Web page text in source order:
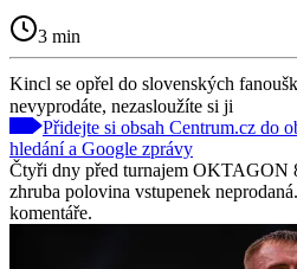
3 min
Kincl se opřel do slovenských
nevyprodáte, nezasloužíte si ji
Přidejte si obsah Centrum.cz do
hledání a Google zprávy
Čtyři dny před turnajem OKTAGON
zhruba polovina vstupenek
komentáře.